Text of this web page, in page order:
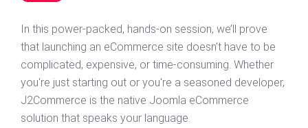
In this power-packed, hands-on session, we’ll prove
that launching an eCommerce site doesn’t have to be
complicated, expensive, or time-consuming. Whether
you're just starting out or you're a seasoned developer,
J2Commerce is the native Joomla eCommerce
solution that speaks your language.